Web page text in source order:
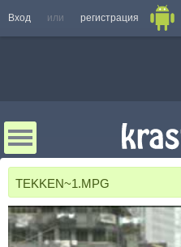
Вход или регистрация
TEKKEN~1.MPG